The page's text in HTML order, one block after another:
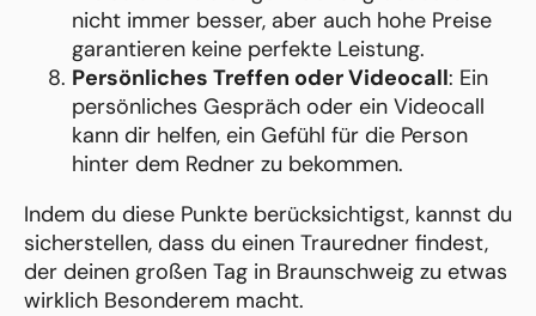
nicht immer besser, aber auch hohe Preise
garantieren keine perfekte Leistung.
Persönliches Treffen oder Videocall: Ein
persönliches Gespräch oder ein Videocall
kann dir helfen, ein Gefühl für die Person
hinter dem Redner zu bekommen.
Indem du diese Punkte berücksichtigst, kannst du
sicherstellen, dass du einen Trauredner findest,
der deinen großen Tag in Braunschweig zu etwas
wirklich Besonderem macht.